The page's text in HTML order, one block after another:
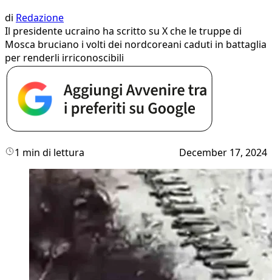
di Redazione
Il presidente ucraino ha scritto su X che le truppe di
Mosca bruciano i volti dei nordcoreani caduti in battaglia
per renderli irriconoscibili
1 min di lettura December 17, 2024